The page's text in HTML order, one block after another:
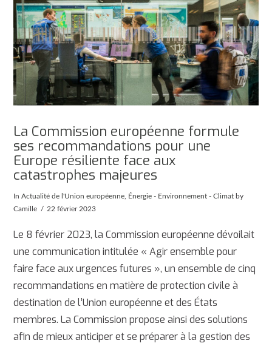
La Commission européenne formule
ses recommandations pour une
Europe résiliente face aux
catastrophes majeures
InActualité de l'Union européenne Énergie - Environnement - Climat by
Camille
22 février 2023
Le 8 février 2023, la Commission européenne dévoilait
une communication intitulée « Agir ensemble pour
faire face aux urgences futures », un ensemble de cinq
recommandations en matière de protection civile à
destination de l’Union européenne et des États
membres. La Commission propose ainsi des solutions
afin de mieux anticiper et se préparer à la gestion des